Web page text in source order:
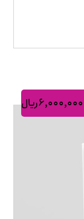
۶,۰۰۰,۰۰۰ریال